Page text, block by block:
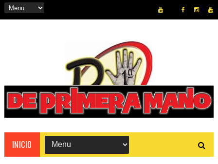
REVISTA
INICIO